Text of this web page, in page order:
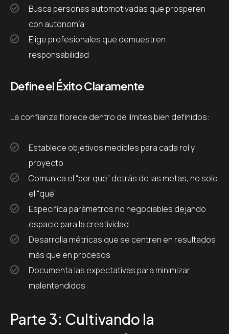
Busca personas automotivadas que prosperen
con autonomía
Elige profesionales que demuestren
responsabilidad
Define el Éxito Claramente
La confianza florece dentro de límites bien definidos:
Establece objetivos medibles para cada rol y
proyecto
Comunica el “por qué” detrás de las metas, no solo
el “qué”
Especifica parámetros no negociables dejando
espacio para la creatividad
Desarrolla métricas que se centren en resultados
más que en procesos
Documenta las expectativas para minimizar
malentendidos
Parte 3: Cultivando la